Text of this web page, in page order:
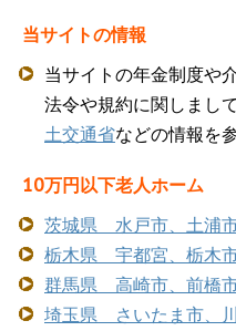
当サイトの情報
当サイトの年金制度や
法令や規約に関しまして
土交通省などの情報を
10万円以下老人ホーム
茨城県 水戸市、土浦
栃木県 宇都宮、栃木
群馬県 高崎市、前橋
埼玉県 さいたま市、